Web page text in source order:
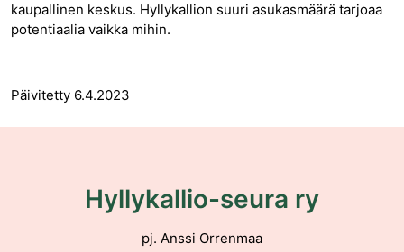
kaupallinen keskus. Hyllykallion suuri asukasmäärä tarjoaa
potentiaalia vaikka mihin.
Päivitetty 6.4.2023
Hyllykallio-seura ry
pj. Anssi Orrenmaa